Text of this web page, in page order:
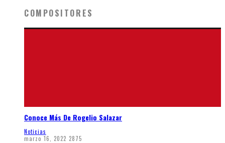
COMPOSITORES
Conoce Más De Rogelio Salazar
Noticias
marzo 16, 2022 2875